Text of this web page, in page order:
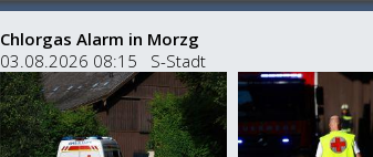
Chlorgas Alarm in Morzg
03.08.2026 08:15 S-Stadt